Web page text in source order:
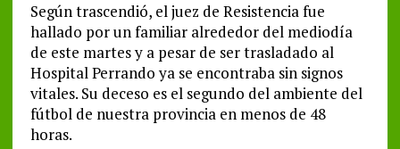
Según trascendió, el juez de Resistencia fue
hallado por un familiar alrededor del mediodía
de este martes y a pesar de ser trasladado al
Hospital Perrando ya se encontraba sin signos
vitales. Su deceso es el segundo del ambiente del
fútbol de nuestra provincia en menos de 48
horas.